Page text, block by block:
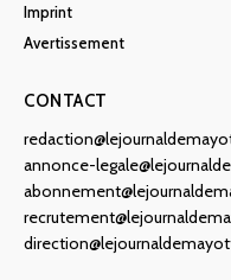
Imprint
Avertissement
CONTACT
annonce-